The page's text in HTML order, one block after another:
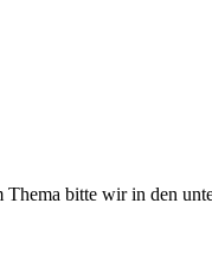
bitte wir in den